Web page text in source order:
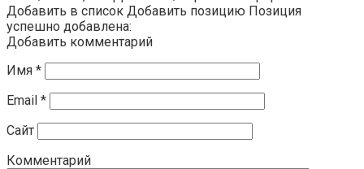
Добавить в список Добавить позицию Позиция
успешно добавлена:
Добавить комментарий
Имя *
Email *
Сайт
Комментарий